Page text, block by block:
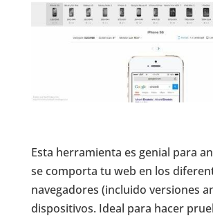
Esta herramienta es genial para
se comporta tu web en los
navegadores (incluido versiones
dispositivos. Ideal para hacer